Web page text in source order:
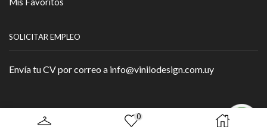
SOLICITAR EMPLEO
Envía tu CV por correo a info@vinilodesign.com.uy
0